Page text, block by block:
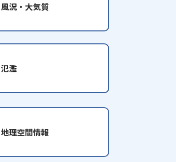
風況・大気質
氾濫
地理空間情報